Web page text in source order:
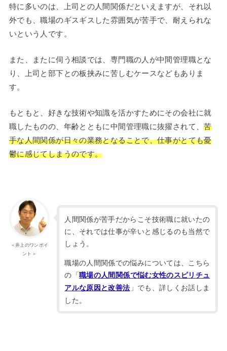
特に多いのは、上司との人間関係だといえますが、それ以
外でも、職場のギスギスした雰囲気が苦手で、耐えられな
いという人です。
また、またに伺う相談では、専門職の人が中間管理職とな
り、上司と部下との板挟みに苦しむケースなどもありま
す。
もともと、好きな技術や知識を活かすためにその会社に就
職したものの、年齢とともに中間管理職に抜擢されて、苦
手な人間関係が日々の業務となることで、仕事がとても憂
鬱に感じてしまうのです。
＜井上のワンポイ
ント＞
人間関係が苦手だからこそ技術職に就いたの
に、それでは仕事が辛いと感じるのも当然で
しょう。
職場の人間関係での悩みについては、こちら
の「職場の人間関係で悩む女性のスピリチュ
アルな原因と改善法 」でも、詳しくお話しま
した。